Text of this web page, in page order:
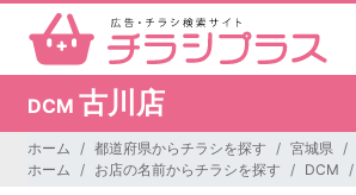
DCM 古川店
ホーム 都道府県からチラシを探す 宮城県
ホーム
お店の名前からチラシを探す DCM